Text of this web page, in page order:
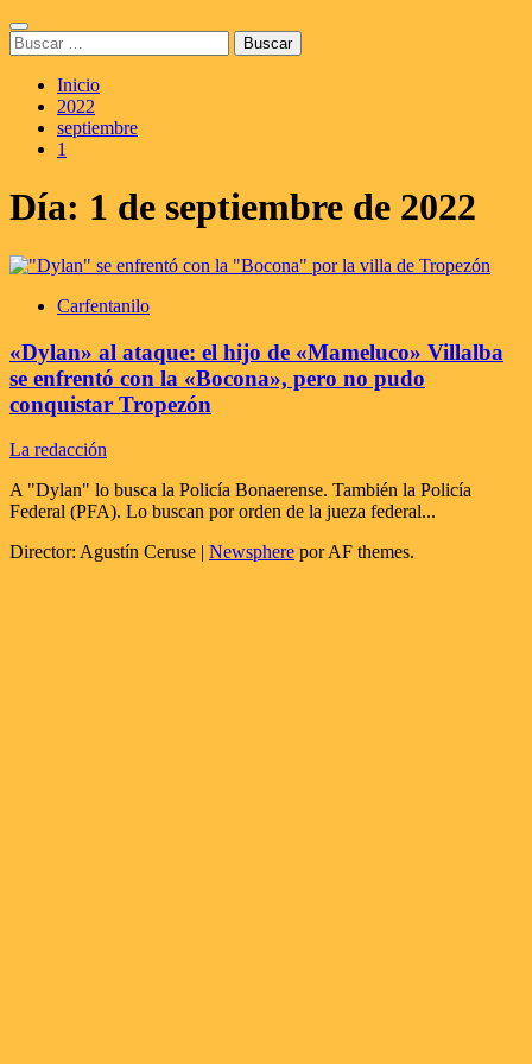
Saltar
al
contenido
Menú
principal
Buscar:
Inicio
2022
septiembre
1
Día: 1 de septiembre de 2022
Carfentanilo
«Dylan» al ataque: el hijo de «Mameluco» Villalba
se enfrentó con la «Bocona», pero no pudo
conquistar Tropezón
La redacción
A "Dylan" lo busca la Policía Bonaerense. También la Policía
Federal (PFA). Lo buscan por orden de la jueza federal...
Director: Agustín Ceruse | Newsphere por AF themes.